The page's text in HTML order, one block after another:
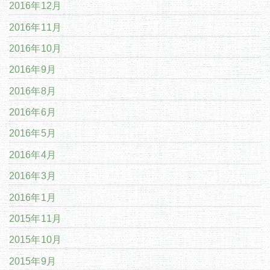
2016年12月
2016年11月
2016年10月
2016年9月
2016年8月
2016年6月
2016年5月
2016年4月
2016年3月
2016年1月
2015年11月
2015年10月
2015年9月